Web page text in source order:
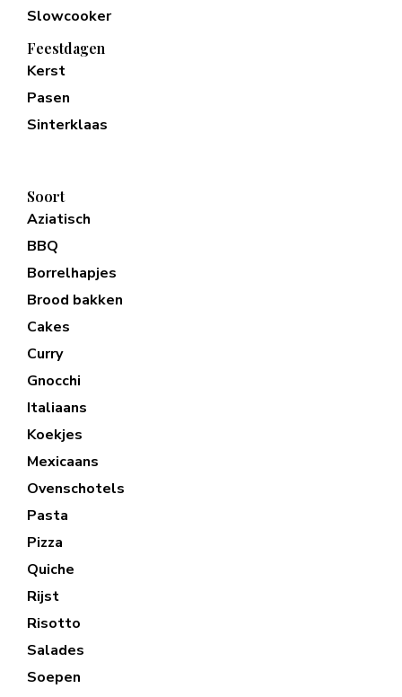
Slowcooker
Feestdagen
Kerst
Pasen
Sinterklaas
Soort
Aziatisch
BBQ
Borrelhapjes
Brood bakken
Cakes
Curry
Gnocchi
Italiaans
Koekjes
Mexicaans
Ovenschotels
Pasta
Pizza
Quiche
Rijst
Risotto
Salades
Soepen